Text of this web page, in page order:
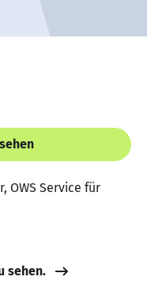
OWS Service für
sehen.